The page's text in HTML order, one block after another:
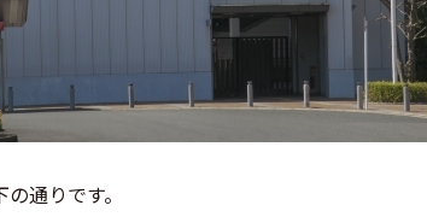
通りです。